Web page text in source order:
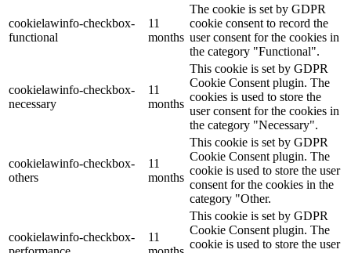
cookielawinfo-checkbox-
functional
11
months
The cookie is set by GDPR
cookie consent to record the
user consent for the cookies in
the category "Functional".
cookielawinfo-checkbox-
necessary
11
months
This cookie is set by GDPR
Cookie Consent plugin. The
cookies is used to store the
user consent for the cookies in
the category "Necessary".
cookielawinfo-checkbox-
others
11
months
This cookie is set by GDPR
Cookie Consent plugin. The
cookie is used to store the user
consent for the cookies in the
category "Other.
cookielawinfo-checkbox-
11
This cookie is set by GDPR
Cookie Consent plugin. The
cookie is used to store the user